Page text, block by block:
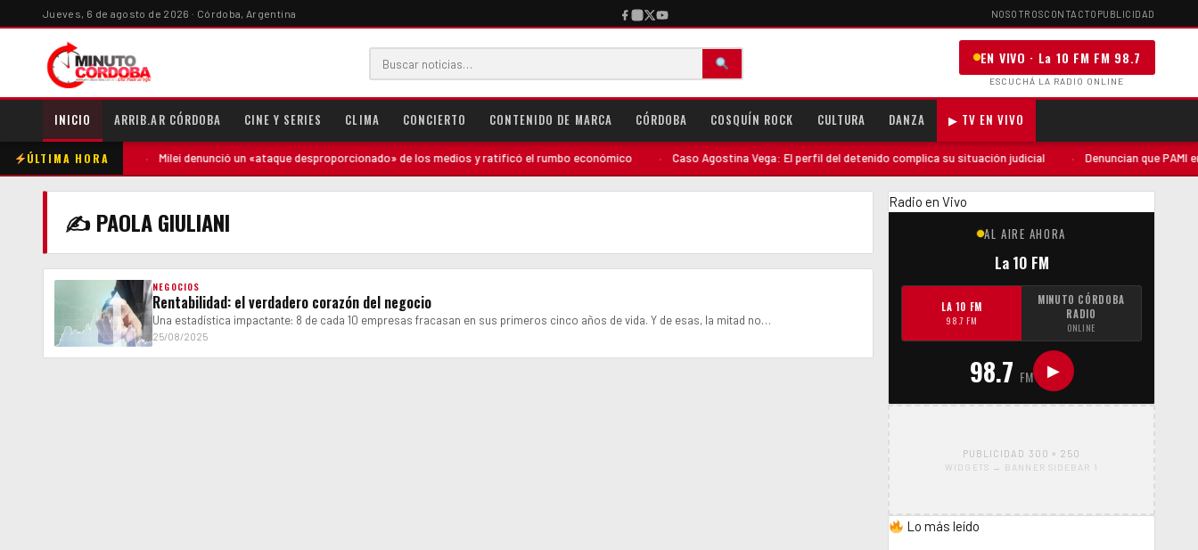
Jueves, 6 de agosto de 2026 · Córdoba, Argentina NOSOTROSCONTACTO PUBLICIDAD
EN VIVO · La 10 FM FM 98.7
ESCUCHÁ LA RADIO ONLINE
INICIO ARRIB.AR CÓRDOBA CINE Y SERIES CLIMA CONCIERTO CONTENIDO DE MARCA CÓRDOBA COSQUÍN ROCK CULTURA DANZA ▶ TV EN VIVO
ÚLTIMA HORA
contra la madre Milei denunció un «ataque desproporcionado» de los medios y ratificó el rumbo económico Caso Agostina Vega: El perfil del detenido complica su situación judicial Denuncian que PAMI
✍ PAOLA GIULIANI
NEGOCIOS
Rentabilidad: el verdadero corazón del negocio
Una estadística impactante: 8 de cada 10 empresas fracasan en sus primeros cinco años de vida. Y de esas, la mitad no…
25/08/2025
Radio en Vivo
AL AIRE AHORA
La 10 FM
LA 10 FM
98.7 FM
MINUTO CÓRDOBA
RADIO
ONLINE
98.7 FM ▶
PUBLICIDAD 300 × 250
WIDGETS → BANNER SIDEBAR 1
Lo más leído